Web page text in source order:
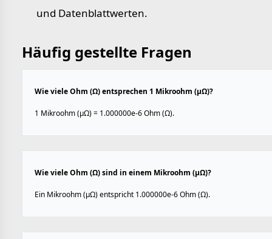
und Datenblattwerten.
Häufig gestellte Fragen
Wie viele Ohm (Ω) entsprechen 1 Mikroohm (µΩ)?
1 Mikroohm (µΩ) = 1.000000e-6 Ohm (Ω).
Wie viele Ohm (Ω) sind in einem Mikroohm (µΩ)?
Ein Mikroohm (µΩ) entspricht 1.000000e-6 Ohm (Ω).